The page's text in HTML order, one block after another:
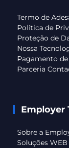
Termo de
Política de
Proteção de
Nossa
Pagamento
Parceria
Employer
Sobre a
Soluções WEB